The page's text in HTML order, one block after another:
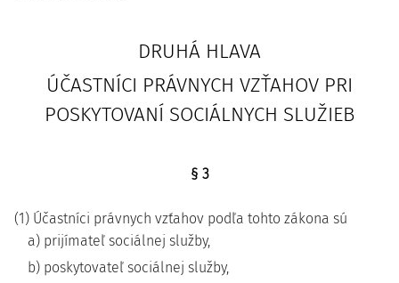
DRUHÁ HLAVA
ÚČASTNÍCI PRÁVNYCH VZŤAHOV PRI
POSKYTOVANÍ SOCIÁLNYCH SLUŽIEB
§ 3
(1) Účastníci právnych vzťahov podľa tohto zákona sú
a) prijímateľ sociálnej služby,
b) poskytovateľ sociálnej služby,